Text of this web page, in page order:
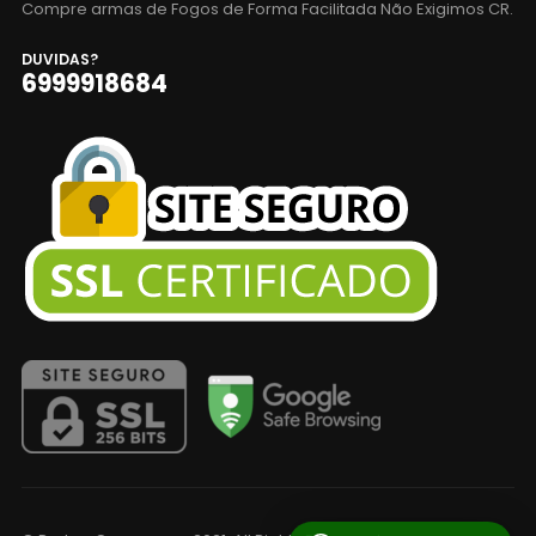
Compre armas de Fogos de Forma Facilitada Não Exigimos CR.
DUVIDAS?
6999918684